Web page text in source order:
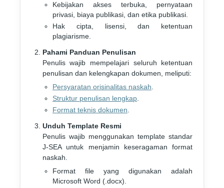
Kebijakan akses terbuka, pernyataan
privasi, biaya publikasi, dan etika publikasi.
Hak cipta, lisensi, dan ketentuan
plagiarisme.
Pahami Panduan Penulisan
Penulis wajib mempelajari seluruh ketentuan
penulisan dan kelengkapan dokumen, meliputi:
Persyaratan orisinalitas naskah
Struktur penulisan lengkap.
Format teknis dokumen
Unduh Template Resmi
Penulis wajib menggunakan template standar
J-SEA untuk menjamin keseragaman format
naskah.
Format file yang digunakan adalah
Microsoft Word (.docx).